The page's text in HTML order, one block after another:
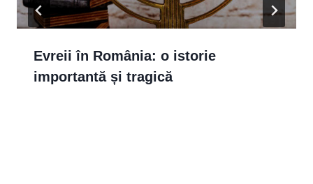
Evreii în România: o istorie
importantă și tragică